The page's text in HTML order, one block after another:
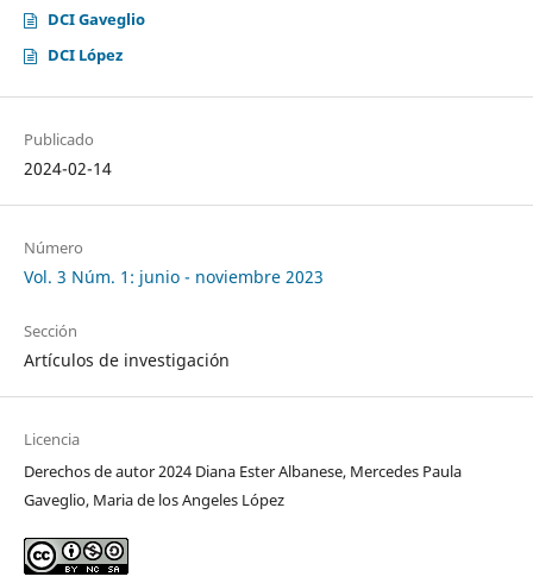
DCI Gaveglio
DCI López
Publicado
2024-02-14
Número
Vol. 3 Núm. 1: junio - noviembre 2023
Sección
Artículos de investigación
Licencia
Derechos de autor 2024 Diana Ester Albanese, Mercedes Paula
Gaveglio, Maria de los Angeles López